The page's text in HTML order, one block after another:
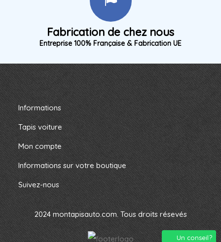
Fabrication de chez nous
Entreprise 100% Française & Fabrication UE
Informations
Tapis voiture
Mon compte
Informations sur votre boutique
Suivez-nous
Un conseil?
2024 montapisauto.com. Tous droits résevés